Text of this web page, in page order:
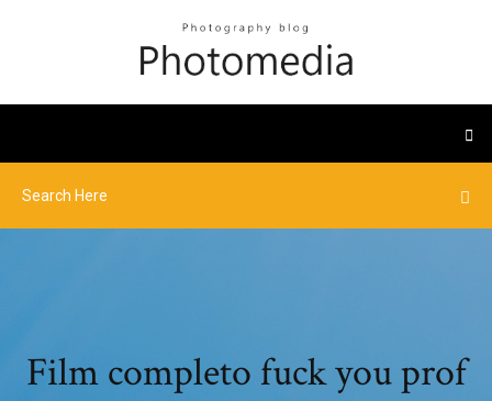
Film completo fuck you prof